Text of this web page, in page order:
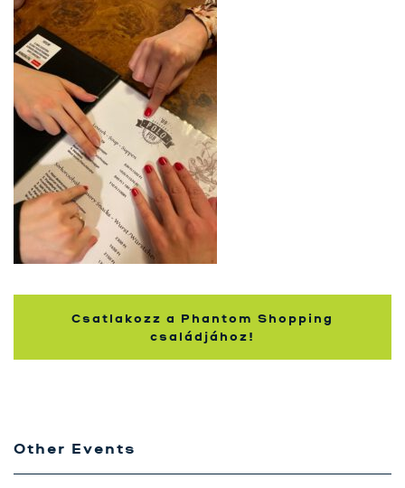
Üzletágak
Szolgáltatásaink
Karrier
Kapcsolat
Tréning
Próbavásárlóknak
Csatlakozz a Phantom Shopping
családjához!
Other Events